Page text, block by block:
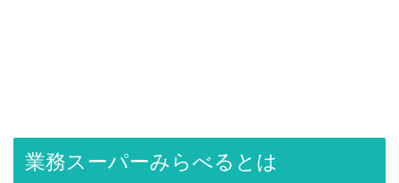
業務スーパーみらべるとは